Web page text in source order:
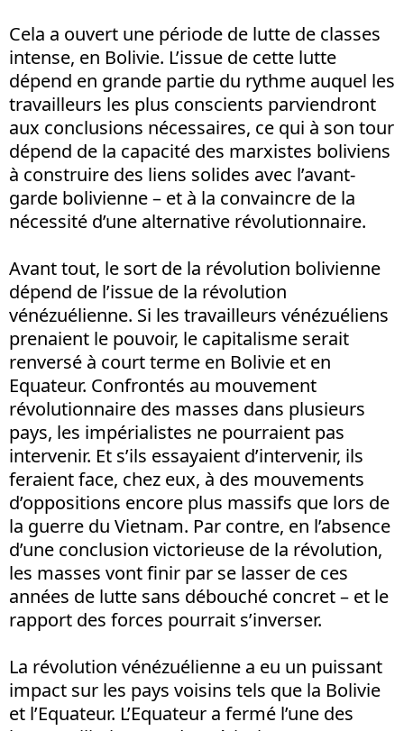
Cela a ouvert une période de lutte de classes
intense, en Bolivie. L’issue de cette lutte
dépend en grande partie du rythme auquel les
travailleurs les plus conscients parviendront
aux conclusions nécessaires, ce qui à son tour
dépend de la capacité des marxistes boliviens
à construire des liens solides avec l’avant-
garde bolivienne – et à la convaincre de la
nécessité d’une alternative révolutionnaire.
Avant tout, le sort de la révolution bolivienne
dépend de l’issue de la révolution
vénézuélienne. Si les travailleurs vénézuéliens
prenaient le pouvoir, le capitalisme serait
renversé à court terme en Bolivie et en
Equateur. Confrontés au mouvement
révolutionnaire des masses dans plusieurs
pays, les impérialistes ne pourraient pas
intervenir. Et s’ils essayaient d’intervenir, ils
feraient face, chez eux, à des mouvements
d’oppositions encore plus massifs que lors de
la guerre du Vietnam. Par contre, en l’absence
d’une conclusion victorieuse de la révolution,
les masses vont finir par se lasser de ces
années de lutte sans débouché concret – et le
rapport des forces pourrait s’inverser.
La révolution vénézuélienne a eu un puissant
impact sur les pays voisins tels que la Bolivie
et l’Equateur. L’Equateur a fermé l’une des